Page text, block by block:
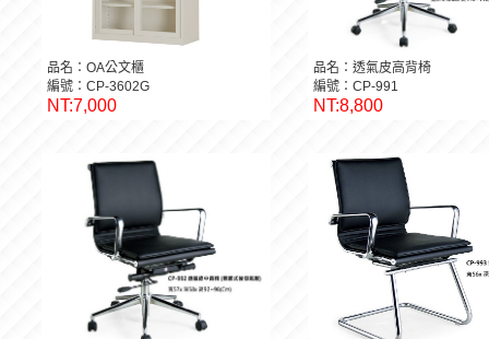
品名：OA公文櫃
編號：CP-3602G
NT:7,000
品名：透氣皮高背椅
編號：CP-991
NT:8,800